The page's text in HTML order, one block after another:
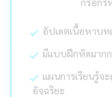
อัปเดตเนื้อหาบท
มีแบบฝึกหัดมาก
แผนการเรียนรู้จ
อัจฉริยะ